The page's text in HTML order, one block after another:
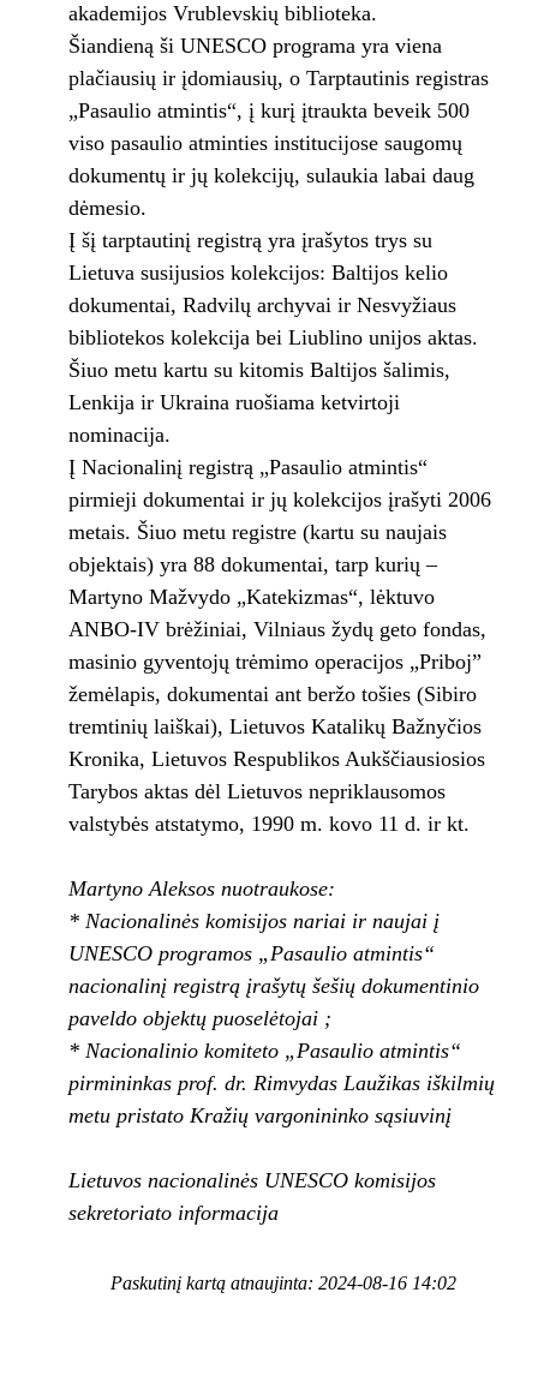
akademijos Vrublevskių biblioteka.
Šiandieną ši UNESCO programa yra viena
plačiausių ir įdomiausių, o Tarptautinis registras
„Pasaulio atmintis“, į kurį įtraukta beveik 500
viso pasaulio atminties institucijose saugomų
dokumentų ir jų kolekcijų, sulaukia labai daug
dėmesio.
Į šį tarptautinį registrą yra įrašytos trys su
Lietuva susijusios kolekcijos: Baltijos kelio
dokumentai, Radvilų archyvai ir Nesvyžiaus
bibliotekos kolekcija bei Liublino unijos aktas.
Šiuo metu kartu su kitomis Baltijos šalimis,
Lenkija ir Ukraina ruošiama ketvirtoji
nominacija.
Į Nacionalinį registrą „Pasaulio atmintis“
pirmieji dokumentai ir jų kolekcijos įrašyti 2006
metais. Šiuo metu registre (kartu su naujais
objektais) yra 88 dokumentai, tarp kurių –
Martyno Mažvydo „Katekizmas“, lėktuvo
ANBO-IV brėžiniai, Vilniaus žydų geto fondas,
masinio gyventojų trėmimo operacijos „Priboj”
žemėlapis, dokumentai ant beržo tošies (Sibiro
tremtinių laiškai), Lietuvos Katalikų Bažnyčios
Kronika, Lietuvos Respublikos Aukščiausiosios
Tarybos aktas dėl Lietuvos nepriklausomos
valstybės atstatymo, 1990 m. kovo 11 d. ir kt.
Martyno Aleksos nuotraukose:
* Nacionalinės komisijos nariai ir naujai į
UNESCO programos „Pasaulio atmintis“
nacionalinį registrą įrašytų šešių dokumentinio
paveldo objektų puoselėtojai ;
* Nacionalinio komiteto „Pasaulio atmintis“
pirmininkas prof. dr. Rimvydas Laužikas iškilmių
metu pristato Kražių vargonininko sąsiuvinį
Lietuvos nacionalinės UNESCO komisijos
sekretoriato informacija
Paskutinį kartą atnaujinta: 2024-08-16 14:02